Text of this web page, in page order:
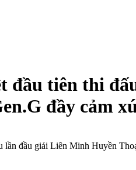
đầu tiên thi
đầy cảm
lần đầu giải Liên Minh Huyền